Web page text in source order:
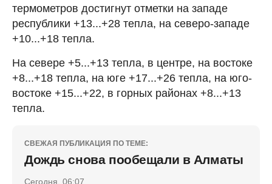
термометров достигнут отметки на западе
республики +13...+28 тепла, на северо-западе
+10...+18 тепла.
На севере +5...+13 тепла, в центре, на востоке
+8...+18 тепла, на юге +17...+26 тепла, на юго-
востоке +15...+22, в горных районах +8...+13
тепла.
СВЕЖАЯ ПУБЛИКАЦИЯ ПО ТЕМЕ:
Дождь снова пообещали в Алматы
Сегодня, 06:07